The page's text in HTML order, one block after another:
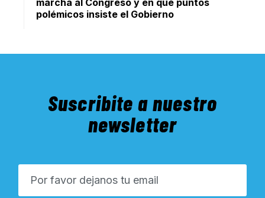
marcha al Congreso y en qué puntos
polémicos insiste el Gobierno
Suscribite a nuestro
newsletter